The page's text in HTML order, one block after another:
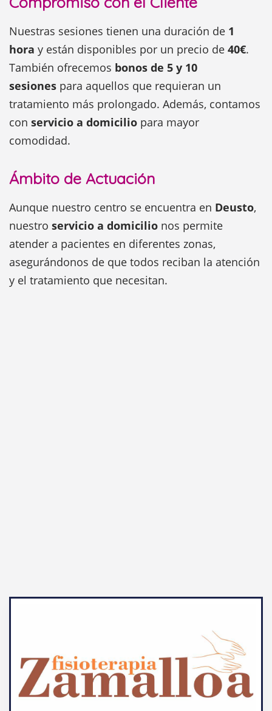
Nuestras sesiones tienen una duración de 1
hora y están disponibles por un precio de 40€.
También ofrecemos bonos de 5 y 10
sesiones para aquellos que requieran un
tratamiento más prolongado. Además, contamos
con servicio a domicilio para mayor
comodidad.
Ámbito de Actuación
Aunque nuestro centro se encuentra en Deusto,
nuestro servicio a domicilio nos permite
atender a pacientes en diferentes zonas,
asegurándonos de que todos reciban la atención
y el tratamiento que necesitan.